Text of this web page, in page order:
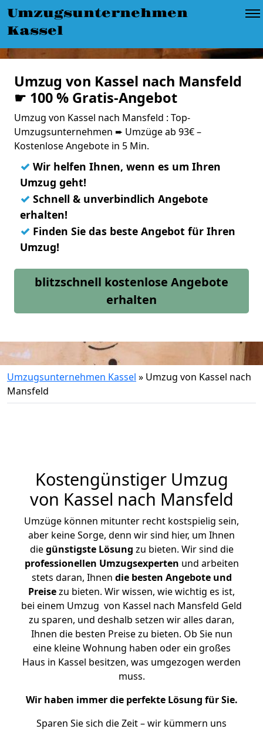
Umzugsunternehmen
Kassel
Umzug von Kassel nach Mansfeld
☛ 100 % Gratis-Angebot
Umzug von Kassel nach Mansfeld : Top-
Umzugsunternehmen ➨ Umzüge ab 93€ –
Kostenlose Angebote in 5 Min.
✓ Wir helfen Ihnen, wenn es um Ihren
Umzug geht!
✓ Schnell & unverbindlich Angebote
erhalten!
✓ Finden Sie das beste Angebot für Ihren
Umzug!
blitzschnell kostenlose Angebote
erhalten
Umzugsunternehmen Kassel » Umzug von Kassel nach
Mansfeld
Kostengünstiger Umzug
von Kassel nach Mansfeld
Umzüge können mitunter recht kostspielig sein,
aber keine Sorge, denn wir sind hier, um Ihnen
diegünstigste Lösung zu bieten. Wir sind die
professionellen Umzugsexperten und arbeiten
stets daran, Ihnen die besten Angebote und
Preisezu bieten. Wir wissen, wie wichtig es ist,
bei einem Umzug von Kassel nach Mansfeld Geld
zu sparen, und deshalb setzen wir alles daran,
Ihnen die besten Preise zu bieten. Ob Sie nun
eine kleine Wohnung haben oder ein großes
Haus in Kassel besitzen, was umgezogen werden
muss.
Wir haben immer die perfekte Lösung für Sie.
Sparen Sie sich die Zeit – wir kümmern uns